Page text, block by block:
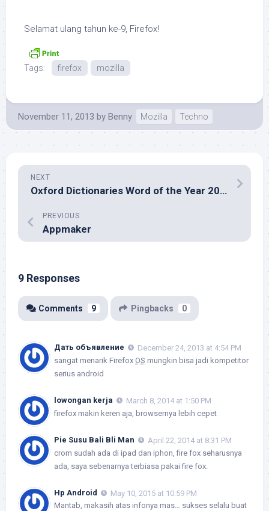
Selamat ulang tahun ke-9, Firefox!
Tags: firefox mozilla
November 11, 2013 by Benny Mozilla Techno
NEXT
Oxford Dictionaries Word of the Year 2013: Selfie
PREVIOUS
Appmaker
9 Responses
Comments 9 Pingbacks 0
Дать объявление
December 24, 2013 at 4:54 PM
sangat menarik Firefox OS mungkin bisa jadi kompetitor
serius android
lowongan kerja
March 8, 2014 at 1:50 PM
firefox makin keren aja, browsernya lebih cepet
Pie Susu Bali Bli Man
April 22, 2014 at 8:31 PM
crom sudah ada di ipad dan iphon, fire fox seharusnya
ada, saya sebenarnya terbiasa pakai fire fox.
Hp Android
May 10, 2015 at 10:59 PM
Mantab, makasih atas infonya mas… sukses selalu buat